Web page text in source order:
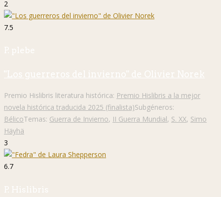
2
7.5
P. plebe
"Los guerreros del invierno" de Olivier Norek
Premio Hislibris literatura histórica: Premio Hislibris a la mejor
novela histórica traducida 2025 (finalista)Subgéneros:
BélicoTemas: Guerra de Invierno, II Guerra Mundial, S. XX, Simo
Häyhä
3
6.7
P. Hislibris